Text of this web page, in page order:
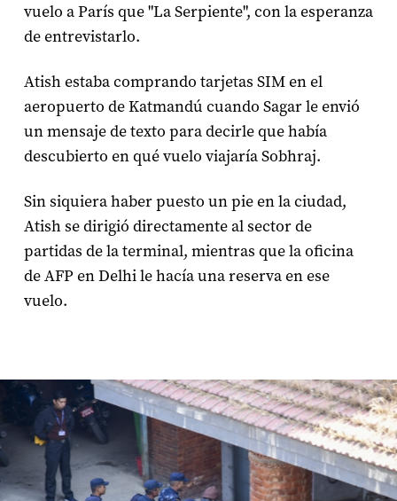
vuelo a París que "La Serpiente", con la esperanza
de entrevistarlo.
Atish estaba comprando tarjetas SIM en el
aeropuerto de Katmandú cuando Sagar le envió
un mensaje de texto para decirle que había
descubierto en qué vuelo viajaría Sobhraj.
Sin siquiera haber puesto un pie en la ciudad,
Atish se dirigió directamente al sector de
partidas de la terminal, mientras que la oficina
de AFP en Delhi le hacía una reserva en ese
vuelo.